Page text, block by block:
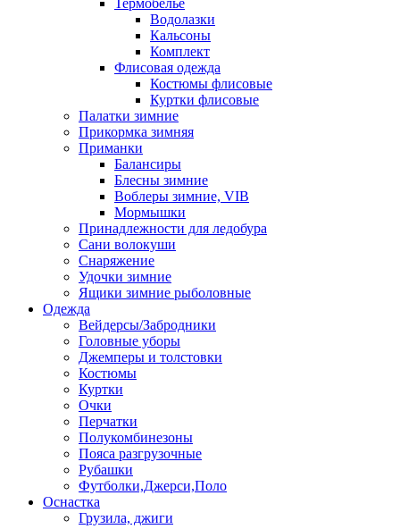
Термобельё
Водолазки
Кальсоны
Комплект
Флисовая одежда
Костюмы флисовые
Куртки флисовые
Палатки зимние
Прикормка зимняя
Приманки
Балансиры
Блесны зимние
Воблеры зимние, VIB
Мормышки
Принадлежности для ледобура
Сани волокуши
Снаряжение
Удочки зимние
Ящики зимние рыболовные
Одежда
Вейдерсы/Забродники
Головные уборы
Джемперы и толстовки
Костюмы
Куртки
Очки
Перчатки
Полукомбинезоны
Пояса разгрузочные
Рубашки
Футболки,Джерси,Поло
Оснастка
Грузила, джиги